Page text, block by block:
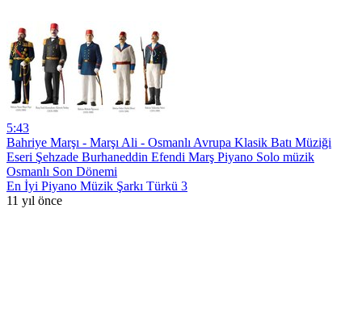
5:43
Bahriye Marşı - Marşı Ali - Osmanlı Avrupa Klasik Batı Müziği
Eseri Şehzade Burhaneddin Efendi Marş Piyano Solo müzik
Osmanlı Son Dönemi
En İyi Piyano Müzik Şarkı Türkü 3
11 yıl önce